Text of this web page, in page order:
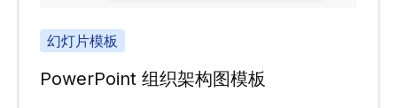
幻灯片模板
PowerPoint 组织架构图模板